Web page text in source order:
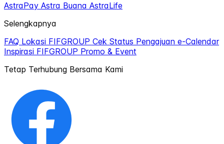
AstraPay Astra Buana AstraLife
Selengkapnya
FAQ Lokasi FIFGROUP Cek Status Pengajuan e-Calendar
Inspirasi FIFGROUP Promo & Event
Tetap Terhubung Bersama Kami